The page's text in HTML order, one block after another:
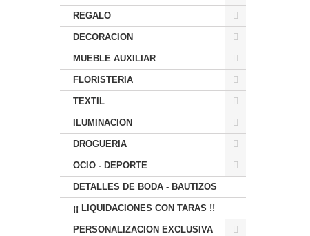
REGALO
DECORACION
MUEBLE AUXILIAR
FLORISTERIA
TEXTIL
ILUMINACION
DROGUERIA
OCIO - DEPORTE
DETALLES DE BODA - BAUTIZOS
¡¡ LIQUIDACIONES CON TARAS !!
PERSONALIZACION EXCLUSIVA